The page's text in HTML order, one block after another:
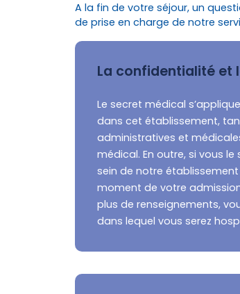
A la fin de votre séjour, un
de prise en charge de notre
La confidentialité et
Le secret médical
dans cet établissement,
administratives et
médical. En outre, si vous
sein de notre
moment de votre
plus de renseignements,
dans lequel vous serez